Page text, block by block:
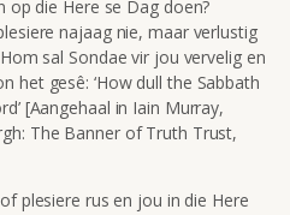
op die Here se Dag doen?
najaag nie, maar verlustig
sal Sondae vir jou vervelig en
het gesê: ‘How dull the Sabbath
[Aangehaal in Iain Murray,
The Banner of Truth Trust,
plesiere rus en jou in die Here